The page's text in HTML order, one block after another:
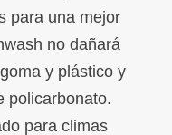
para una mejor
no dañará
y plástico y
policarbonato.
para climas